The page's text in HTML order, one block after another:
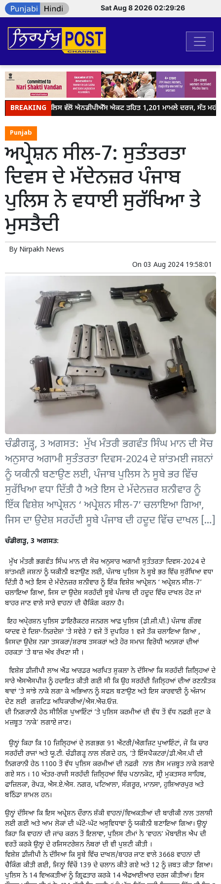
Sat Aug 8 2026 02:29:26
BREAKING
ਜਲੰਧਰ ਪੁਲਿਸ ਵੱਲੋਂ ਐਨਡੀਪੀਐੱਸ ਐਕਟ ਤਹਿਤ 1,201 ਮਾਮਲੇ ਦਰਜ, ਸੱਤ
Punjab
ਅਪ੍ਰੇਸ਼ਨ ਸੀਲ-7: ਸੁਤੰਤਰਤਾ
ਦਿਵਸ ਦੇ ਮੱਦੇਨਜ਼ਰ ਪੰਜਾਬ
ਪੁਲਿਸ ਨੇ ਵਧਾਈ ਸੁਰੱਖਿਆ ਤੇ
ਮੁਸਤੈਦੀ
By Nirpakh News
On 03 Aug 2024 19:58:01
ਚੰਡੀਗੜ੍ਹ, 3 ਅਗਸਤ: ਮੁੱਖ ਮੰਤਰੀ ਭਗਵੰਤ ਸਿੰਘ ਮਾਨ ਦੀ ਸੋਚ
ਅਨੁਸਾਰ ਅਗਾਮੀ ਸੁਤੰਤਰਤਾ ਦਿਵਸ-2024 ਦੇ ਸ਼ਾਂਤਮਈ ਜਸ਼ਨਾਂ
ਨੂੰ ਯਕੀਨੀ ਬਣਾਉਣ ਲਈ, ਪੰਜਾਬ ਪੁਲਿਸ ਨੇ ਸੂਬੇ ਭਰ ਵਿੱਚ
ਸੁਰੱਖਿਆ ਵਧਾ ਦਿੱਤੀ ਹੈ ਅਤੇ ਇਸ ਦੇ ਮੱਦੇਨਜ਼ਰ ਸ਼ਨੀਵਾਰ ਨੂੰ
ਇੱਕ ਵਿਸ਼ੇਸ਼ ਆਪ੍ਰੇਸ਼ਨ ‘ ਅਪ੍ਰੇਸ਼ਨ ਸੀਲ-7’ ਚਲਾਇਆ ਗਿਆ,
ਜਿਸ ਦਾ ਉਦੇਸ਼ ਸਰਹੱਦੀ ਸੂਬੇ ਪੰਜਾਬ ਦੀ ਹਦੂਦ ਵਿੱਚ ਦਾਖਲ […]
ਚੰਡੀਗੜ੍ਹ, 3 ਅਗਸਤ:
ਮੁੱਖ ਮੰਤਰੀ ਭਗਵੰਤ ਸਿੰਘ ਮਾਨ ਦੀ ਸੋਚ ਅਨੁਸਾਰ ਅਗਾਮੀ ਸੁਤੰਤਰਤਾ ਦਿਵਸ-2024 ਦੇ
ਸ਼ਾਂਤਮਈ ਜਸ਼ਨਾਂ ਨੂੰ ਯਕੀਨੀ ਬਣਾਉਣ ਲਈ, ਪੰਜਾਬ ਪੁਲਿਸ ਨੇ ਸੂਬੇ ਭਰ ਵਿੱਚ ਸੁਰੱਖਿਆ ਵਧਾ
ਦਿੱਤੀ ਹੈ ਅਤੇ ਇਸ ਦੇ ਮੱਦੇਨਜ਼ਰ ਸ਼ਨੀਵਾਰ ਨੂੰ ਇੱਕ ਵਿਸ਼ੇਸ਼ ਆਪ੍ਰੇਸ਼ਨ ‘ ਅਪ੍ਰੇਸ਼ਨ ਸੀਲ-7’
ਚਲਾਇਆ ਗਿਆ, ਜਿਸ ਦਾ ਉਦੇਸ਼ ਸਰਹੱਦੀ ਸੂਬੇ ਪੰਜਾਬ ਦੀ ਹਦੂਦ ਵਿੱਚ ਦਾਖਲ ਹੋਣ ਜਾਂ
ਬਾਹਰ ਜਾਣ ਵਾਲੇ ਸਾਰੇ ਵਾਹਨਾਂ ਦੀ ਚੈਕਿੰਗ ਕਰਨਾ ਹੈ।
ਇਹ ਅਪੇ੍ਰਸ਼ਨ ਪੁਲਿਸ ਡਾਇਰੈਕਟਰ ਜਨਰਲ ਆਫ਼ ਪੁਲਿਸ (ਡੀ.ਜੀ.ਪੀ.) ਪੰਜਾਬ ਗੌਰਵ
ਯਾਦਵ ਦੇ ਦਿਸ਼ਾ-ਨਿਰਦੇਸ਼ਾਂ ’ਤੇ ਸਵੇਰੇ 7 ਵਜੇ ਤੋਂ ਦੁਪਹਿਰ 1 ਵਜੇ ਤੱਕ ਚਲਾਇਆ ਗਿਆ ,
ਜਿਸਦਾ ਉਦੇਸ਼ ਨਸ਼ਾ ਤਸਕਰਾਂ/ਸ਼ਰਾਬ ਤਸਕਰਾਂ ਅਤੇ ਹੋਰ ਸਮਾਜ ਵਿਰੋਧੀ ਅਨਸਰਾਂ ਦੀਆਂ
ਹਰਕਤਾਂ ’ਤੇ ਬਾਜ਼ ਅੱਖ ਰੱਖਣਾ ਸੀ ।
ਵਿਸ਼ੇਸ਼ ਡੀਜੀਪੀ ਲਾਅ ਐਂਡ ਆਰਡਰ ਅਰਪਿਤ ਸ਼ੁਕਲਾ ਨੇ ਦੱਸਿਆ ਕਿ ਸਰਹੱਦੀ ਜ਼ਿਲਿ੍ਹਆਂ ਦੇ
ਸਾਰੇ ਐਸਐਸਪੀਜ਼ ਨੂੰ ਹਦਾਇਤ ਕੀਤੀ ਗਈ ਸੀ ਕਿ ਉਹ ਸਰਹੱਦੀ ਜ਼ਿਲਿ੍ਹਆਂ ਦੀਆਂ ਰਣਨੀਤਕ
ਥਾਵਾਂ ’ਤੇ ਸਾਂਝੇ ਨਾਕੇ ਲਗਾ ਕੇ ਅਭਿਆਨ ਨੂੰ ਸਫਲ ਬਣਾਉਣ ਅਤੇ ਇਸ ਕਾਰਵਾਈ ਨੂੰ ਅੰਜਾਮ
ਦੇਣ ਲਈ ਗਜ਼ਟਿਡ ਅਧਿਕਾਰੀਆਂ/ਐਸ.ਐਚ.ਓਜ਼.
ਦੀ ਨਿਗਰਾਨੀ ਹੇਠ ਸੀਲਿੰਗ ਪੁਆਇੰਟਾਂ ’ਤੇ ਪੁਲਿਸ ਕਰਮੀਆਂ ਦੀ ਵੱਧ ਤੋਂ ਵੱਧ ਨਫ਼ਰੀ ਜੁਟਾ ਕੇ
ਮਜ਼ਬੂਤ ’ਨਾਕੇ’ ਲਗਾਏ ਜਾਣ।
ਉਨ੍ਹਾਂ ਕਿਹਾ ਕਿ 10 ਜ਼ਿਲਿ੍ਹਆਂ ਦੇ ਲਗਭਗ 91 ਐਂਟਰੀ/ਐਗਜ਼ਿਟ ਪੁਆਇੰਟਾਂ, ਜੋ ਕਿ ਚਾਰ
ਸਰਹੱਦੀ ਰਾਜਾਂ ਅਤੇ ਯੂ.ਟੀ. ਚੰਡੀਗੜ੍ਹ ਨਾਲ ਲੱਗਦੇ ਹਨ, ’ਤੇ ਇੰਸਪੈਕਟਰਾਂ/ਡੀ.ਐਸ.ਪੀ ਦੀ
ਨਿਗਰਾਨੀ ਹੇਠ 1100 ਤੋਂ ਵੱਧ ਪੁਲਿਸ ਕਰਮੀਆਂ ਦੀ ਨਫ਼ਰੀ ਨਾਲ ਲੈਸ ਮਜ਼ਬੂਤ ਨਾਕੇ ਲਗਾਏ
ਗਏ ਸਨ । 10 ਅੰਤਰ-ਰਾਜੀ ਸਰਹੱਦੀ ਜ਼ਿਲਿ੍ਹਆਂ ਵਿੱਚ ਪਠਾਨਕੋਟ, ਸ੍ਰੀ ਮੁਕਤਸਰ ਸਾਹਿਬ,
ਫਾਜ਼ਿਲਕਾ, ਰੋਪੜ, ਐਸ.ਏ.ਐਸ. ਨਗਰ, ਪਟਿਆਲਾ, ਸੰਗਰੂਰ, ਮਾਨਸਾ, ਹੁਸ਼ਿਆਰਪੁਰ ਅਤੇ
ਬਠਿੰਡਾ ਸ਼ਾਮਲ ਹਨ।
ਉਨ੍ਹਾਂ ਦੱਸਿਆ ਕਿ ਇਸ ਅਪ੍ਰੇਸ਼ਨ ਦੌਰਾਨ ਸ਼ੱਕੀ ਵਾਹਨਾਂ/ਵਿਅਕਤੀਆਂ ਦੀ ਬਾਰੀਕੀ ਨਾਲ ਤਲਾਸ਼ੀ
ਲਈ ਗਈ ਅਤੇ ਆਮ ਲੋਕਾਂ ਦੀ ਘੱਟੋ-ਘੱਟ ਅਸੁਵਿਧਾਵਾਂ ਨੂੰ ਯਕੀਨੀ ਬਣਾਇਆ ਗਿਆ। ਉਨ੍ਹਾਂ
ਕਿਹਾ ਕਿ ਵਾਹਨਾਂ ਦੀ ਜਾਂਚ ਕਰਨ ਤੋਂ ਇਲਾਵਾ, ਪੁਲਿਸ ਟੀਮਾਂ ਨੇ ‘ਵਾਹਨ’ ਮੋਬਾਈਲ ਐਪ ਦੀ
ਵਰਤੋਂ ਕਰਕੇ ਉਨ੍ਹਾਂ ਦੇ ਰਜਿਸਟਰੇਸ਼ਨ ਨੰਬਰਾਂ ਦੀ ਵੀ ਪੁਸ਼ਟੀ ਕੀਤੀ ।
ਵਿਸ਼ੇਸ਼ ਡੀਜੀਪੀ ਨੇ ਦੱਸਿਆ ਕਿ ਸੂਬੇ ਵਿੱਚ ਦਾਖਲ/ਬਾਹਰ ਜਾਣ ਵਾਲੇ 3668 ਵਾਹਨਾਂ ਦੀ
ਚੈਕਿੰਗ ਕੀਤੀ ਗਈ, ਜਿਨ੍ਹਾਂ ਵਿੱਚੋਂ 139 ਦੇ ਚਲਾਨ ਕੀਤੇ ਗਏ ਅਤੇ 12 ਨੂੰ ਜ਼ਬਤ ਕੀਤਾ ਗਿਆ।
ਪੁਲਿਸ ਨੇ 14 ਵਿਅਕਤੀਆਂ ਨੂੰ ਗ੍ਰਿਫਤਾਰ ਕਰਕੇ 14 ਐਫਆਈਆਰ ਦਰਜ ਕੀਤੀਆਂ। ਇਸ